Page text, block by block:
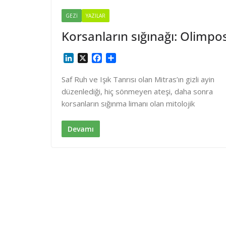
GEZI YAZILAR
Korsanların sığınağı:
L
n
k
e
d
I
n
X
c
e
b
o
a
r
e
Saf Ruh ve Işık Tanrısı olan Mitras’ın gizli ayin
düzenlediği, hiç sönmeyen ateşi, daha sonra
korsanların sığınma limanı olan mitolojik
Devamı